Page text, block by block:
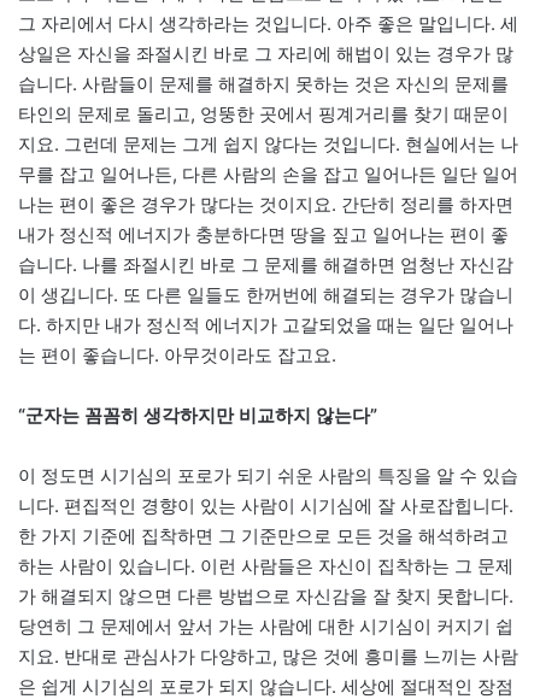
그 자리에서 다시 생각하라는 것입니다. 아주 좋은 말입니다. 세
상일은 자신을 좌절시킨 바로 그 자리에 해법이 있는 경우가 많
습니다. 사람들이 문제를 해결하지 못하는 것은 자신의 문제를
타인의 문제로 돌리고, 엉뚱한 곳에서 핑계거리를 찾기 때문이
지요. 그런데 문제는 그게 쉽지 않다는 것입니다. 현실에서는 나
무를 잡고 일어나든, 다른 사람의 손을 잡고 일어나든 일단 일어
나는 편이 좋은 경우가 많다는 것이지요. 간단히 정리를 하자면
내가 정신적 에너지가 충분하다면 땅을 짚고 일어나는 편이 좋
습니다. 나를 좌절시킨 바로 그 문제를 해결하면 엄청난 자신감
이 생깁니다. 또 다른 일들도 한꺼번에 해결되는 경우가 많습니
다. 하지만 내가 정신적 에너지가 고갈되었을 때는 일단 일어나
는 편이 좋습니다. 아무것이라도 잡고요.
“군자는 꼼꼼히 생각하지만 비교하지 않는다”
이 정도면 시기심의 포로가 되기 쉬운 사람의 특징을 알 수 있습
니다. 편집적인 경향이 있는 사람이 시기심에 잘 사로잡힙니다.
한 가지 기준에 집착하면 그 기준만으로 모든 것을 해석하려고
하는 사람이 있습니다. 이런 사람들은 자신이 집착하는 그 문제
가 해결되지 않으면 다른 방법으로 자신감을 잘 찾지 못합니다.
당연히 그 문제에서 앞서 가는 사람에 대한 시기심이 커지기 쉽
지요. 반대로 관심사가 다양하고, 많은 것에 흥미를 느끼는 사람
은 쉽게 시기심의 포로가 되지 않습니다. 세상에 절대적인 장점